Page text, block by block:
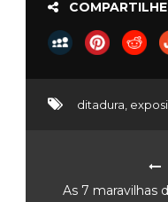
COMPARTILHE
ditadura
As 7 maravilhas